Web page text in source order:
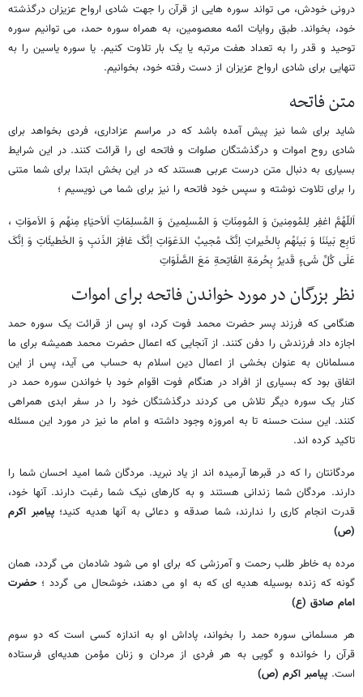
درونی خودش، می تواند سوره هایی از قرآن را جهت شادی ارواح عزیزان درگذشته
خود، بخواند. طبق روایات ائمه معصومین، به همراه سوره حمد، می توانیم سوره
توحید و قدر را به تعداد هفت مرتبه یا یک بار تلاوت کنیم. یا سوره یاسین را به
تنهایی برای شادی ارواح عزیزان از دست رفته خود، بخوانیم.
متن فاتحه
شاید برای شما نیز پیش آمده باشد که در مراسم عزاداری، فردی بخواهد برای
شادی روح اموات و درگذشتگان صلوات و فاتحه ای را قرائت کنند. در این شرایط
بسیاری به دنبال متن درست عربی هستند که در این بخش ابتدا برای شما متنی
را برای تلاوت نوشته و سپس خود فاتحه را نیز برای شما می نویسیم ؛
اَللّهُمَّ اغفِر لِلمُومِنینَ وَ المُومِنَاتِ وَ المُسلِمینَ وَ المُسلِمَاتِ اَلاَحیَاءِ مِنهُم وَ الاَموَاتِ ،
تَابِع بَینَنَا وَ بَینَهُم بِالخَیراتِ اِنَّکَ مُجیبُ الدَعَوَاتِ اِنَّکَ غافِرَ الذَنبِ وَ الخَطیئَاتِ وَ اِنَّکَ
عَلَی کُلِّ شَیءٍ قَدیرٌ بِحُرمَةِ الفَاتِحةِ مَعَ الصَّلَوَاتِ
نظر بزرگان در مورد خواندن فاتحه برای اموات
هنگامی که فرزند پسر حضرت محمد فوت کرد، او پس از قرائت یک سوره حمد
اجازه داد فرزندش را دفن کنند. از آنجایی که اعمال حضرت محمد همیشه برای ما
مسلمانان به عنوان بخشی از اعمال دین اسلام به حساب می آید، پس از این
اتفاق بود که بسیاری از افراد در هنگام فوت اقوام خود با خواندن سوره حمد در
کنار یک سوره دیگر تلاش می کردند درگذشتگان خود را در سفر ابدی همراهی
کنند. این سنت حسنه تا به امروزه وجود داشته و امام ما نیز در مورد این مسئله
تاکید کرده اند.
مردگانتان را که در قبرها آرمیده اند از یاد نبرید. مردگان شما امید احسان شما را
دارند. مردگان شما زندانی هستند و به کارهای نیک شما رغبت دارند. آنها خود،
قدرت انجام کاری را ندارند، شما صدقه و دعائی به آنها هدیه کنید؛پیامبر اکرم
(ص)
مرده به خاطر طلب رحمت و آمرزشی که برای او می شود شادمان می گردد، همان
گونه که زنده بوسیله هدیه ای که به او می دهند، خوشحال می گردد ؛حضرت
امام صادق (ع)
هر مسلمانی سوره حمد را بخواند، پاداش او به اندازه کسی است که دو سوم
قرآن را خوانده و گویی به هر فردی از مردان و زنان مؤمن هدیه‌ای فرستاده
است. پیامبر اکرم (ص)